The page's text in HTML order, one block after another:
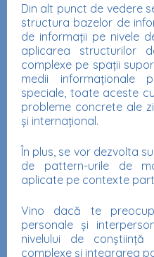
Din alt punct de vedere
structura bazelor de
de informații pe nivele
aplicarea structurilor
complexe pe spații
medii informaționale
speciale, toate aceste
probleme concrete ale
și internațional.
În plus, se vor dezvolta
de pattern-urile de
aplicate pe contexte
Vino dacă te
personale și
nivelului de conștiință
complexe și integrarea